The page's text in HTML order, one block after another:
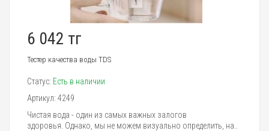
6 042 тг
Тестер качества воды TDS
Статус: Есть в наличии
Артикул: 4249
Чистая вода - один из самых важных залогов
здоровья. Однако, мы не можем визуально определить, на..